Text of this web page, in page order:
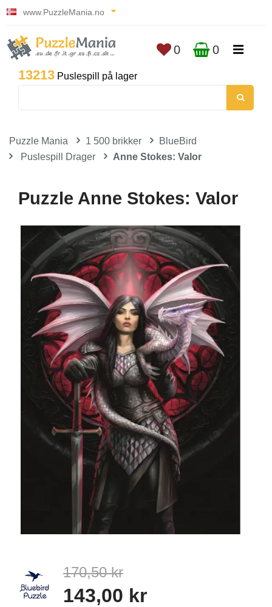
www.PuzzleMania.no
13213 Puslespill på lager
0 0
Puzzle Mania 1 500 brikker
BlueBird
Puslespill Drager
Anne Stokes: Valor
Puzzle Anne Stokes: Valor
170,50 kr
143,00 kr